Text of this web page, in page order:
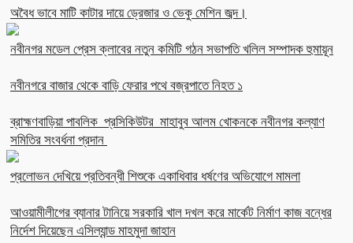
অবৈধ ভাবে মাটি কাটার দায়ে ড্রেজার ও ভেকু মেশিন জব্দ।
নবীনগর মডেল প্রেস ক্লাবের নতুন কমিটি গঠন সভাপতি খলিল সম্পাদক হুমায়ূন
নবীনগরে বাজার থেকে বাড়ি ফেরার পথে বজ্রপাতে নিহত ১
ব্রাহ্মণবাড়িয়া পাবলিক প্রসিকিউটর মাহাবুব আলম খোকনকে নবীনগর কল্যাণ
সমিতির সংবর্ধনা প্রদান
প্রলোভন দেখিয়ে প্রতিবন্ধী শিশুকে একাধিবার ধর্ষণের অভিযোগে মামলা
আওয়ামীলীগের ব্যানার টানিয়ে সরকারি খাল দখল করে মার্কেট নির্মাণ কাজ বন্ধের
নির্দেশ দিয়েছেন এসিল্যান্ড মাহমুদা জাহান